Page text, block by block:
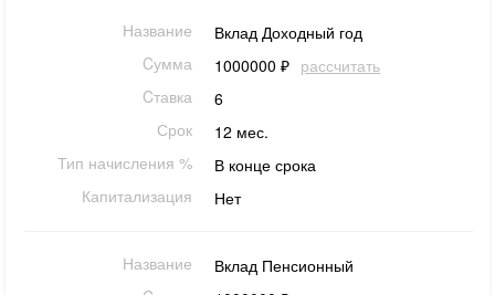
Название
Вклад Доходный год
Cумма
1000000 ₽ рассчитать
Cтавка
6
Срок
12 мес.
Тип начисления %
В конце срока
Капитализация
Нет
Название
Вклад Пенсионный